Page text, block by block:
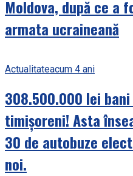
Moldova, după ce a
armata ucraineană
Actualitateacum 4 ani
308.500.000 lei
timișoreni! Asta
30 de autobuze
noi.